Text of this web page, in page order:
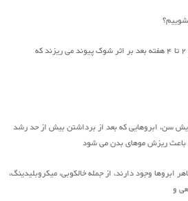
بیشتر ابروهای کاشته شده طی 2 تا 4 هفته بعد بر اثر شوک پیوند می ریزند که
سن، ابروهایی که بعد از برداشتن بیش از حد رشد
باعث ریزش موهای بدن می شود
ابروها وجود دارند، از جمله خالکوبی، میکروبلیدینگ،
و